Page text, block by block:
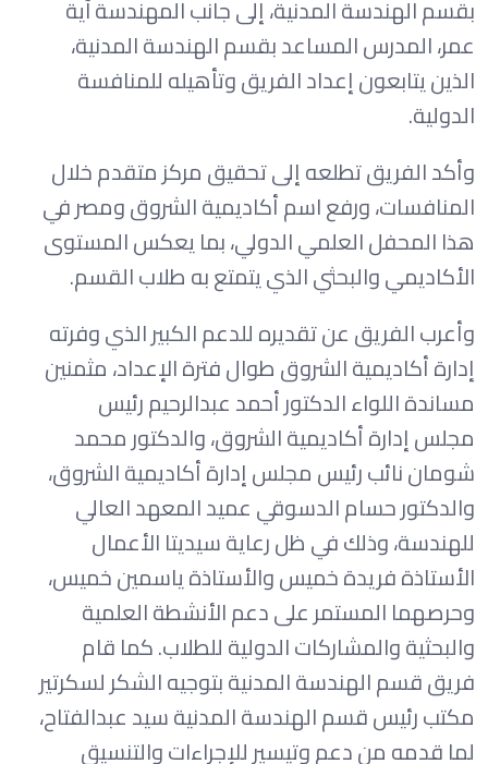
بقسم الهندسة المدنية، إلى جانب المهندسة آية
عمر، المدرس المساعد بقسم الهندسة المدنية،
الذين يتابعون إعداد الفريق وتأهيله للمنافسة
الدولية.
وأكد الفريق تطلعه إلى تحقيق مركز متقدم خلال
المنافسات، ورفع اسم أكاديمية الشروق ومصر في
هذا المحفل العلمي الدولي، بما يعكس المستوى
الأكاديمي والبحثي الذي يتمتع به طلاب القسم.
وأعرب الفريق عن تقديره للدعم الكبير الذي وفرته
إدارة أكاديمية الشروق طوال فترة الإعداد، مثمنين
مساندة اللواء الدكتور أحمد عبدالرحيم رئيس
مجلس إدارة أكاديمية الشروق، والدكتور محمد
شومان نائب رئيس مجلس إدارة أكاديمية الشروق،
والدكتور حسام الدسوقي عميد المعهد العالي
للهندسة، وذلك في ظل رعاية سيديتا الأعمال
الأستاذة فريدة خميس والأستاذة ياسمين خميس،
وحرصهما المستمر على دعم الأنشطة العلمية
والبحثية والمشاركات الدولية للطلاب. كما قام
فريق قسم الهندسة المدنية بتوجيه الشكر لسكرتير
مكتب رئيس قسم الهندسة المدنية سيد عبدالفتاح،
لما قدمه من دعم وتيسير للإجراءات والتنسيق